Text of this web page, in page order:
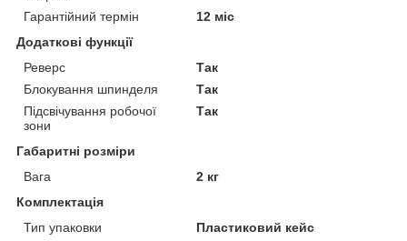
Гарантійний термін
12 міс
Додаткові функції
Реверс
Так
Блокування шпинделя
Так
Підсвічування робочої
зони
Так
Габаритні розміри
Вага
2 кг
Комплектація
Тип упаковки
Пластиковий кейс